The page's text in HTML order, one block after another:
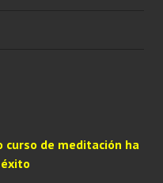
curso de meditación ha